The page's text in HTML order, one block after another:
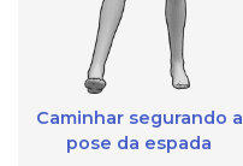
Caminhar segurando a
pose da espada